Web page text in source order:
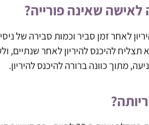
שאינה פורייה?
לאחר זמן סביר וכמות סבירה של
להיכנס להיריון לאחר שנתיים,
מתוך כוונה ברורה להיכנס להיריון.